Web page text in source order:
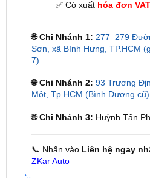
🌐 Chi Nhánh 1: 277–279
🌐 Chi Nhánh 2: 93 Trương
Một, Tp.HCM (Bình Dương cũ)
🌐 Chi Nhánh 3: Huỳnh Tấn
📞 Nhấn vàoLiên hệ ngay